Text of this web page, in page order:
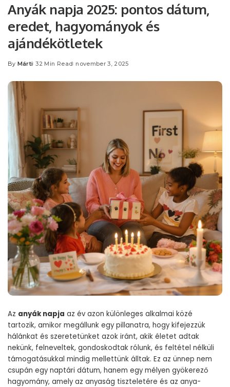
Anyák napja 2025: pontos dátum,
eredet, hagyományok és
ajándékötletek
Posted
By Márti 32 Min Read november 3, 2025
Az anyák napja az év azon különleges alkalmai közé
tartozik, amikor megállunk egy pillanatra, hogy kifejezzük
hálánkat és szeretetünket azok iránt, akik életet adtak
nekünk, felneveltek, gondoskodtak rólunk, és feltétel nélküli
támogatásukkal mindig mellettünk álltak. Ez az ünnep nem
csupán egy naptári dátum, hanem egy mélyen gyökerező
hagyomány, amely az anyaság tiszteletére és az anya-